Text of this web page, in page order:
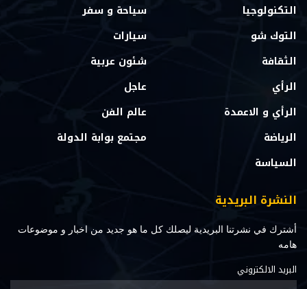
التكنولوجيا
التوك شو
الثقافة
الرأي
الرأي و الاعمدة
الرياضة
السياسة
سياحة و سفر
سيارات
شئون عربية
عاجل
عالم الفن
مجتمع بوابة الدولة
النشرة البريدية
أشترك في نشرتنا البريدية ليصلك كل ما هو جديد من اخبار و موضوعات
هامه
البريد الالكتروني